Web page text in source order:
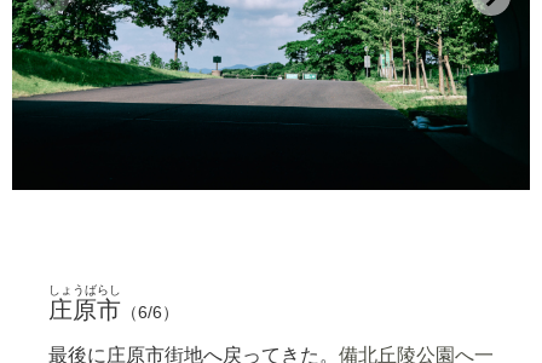
庄原市
しょうばらし
（6/6）
最後に庄原市街地へ戻ってきた。 備北丘陵公園へ一